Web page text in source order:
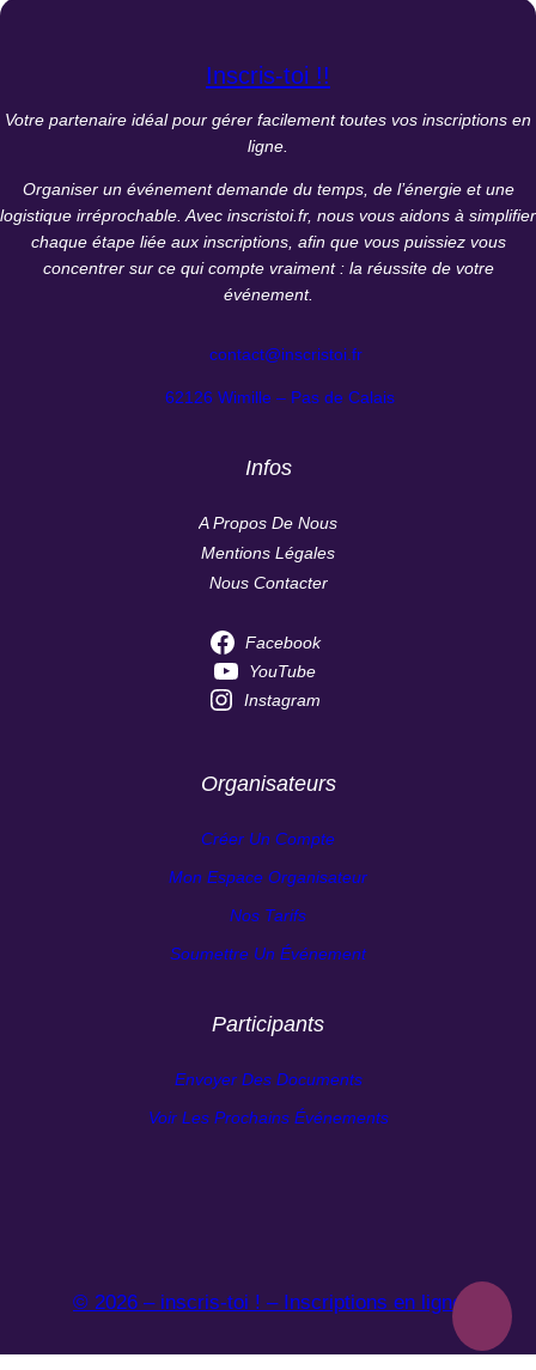
Inscris-toi !!
Votre partenaire idéal pour gérer facilement toutes vos inscriptions en
ligne.
Organiser un événement demande du temps, de l’énergie et une
logistique irréprochable. Avec inscristoi.fr, nous vous aidons à simplifier
chaque étape liée aux inscriptions, afin que vous puissiez vous
concentrer sur ce qui compte vraiment : la réussite de votre
événement.
contact@inscristoi.fr
62126 Wimille – Pas de Calais
Infos
A Propos De Nous
Mentions Légales
Nous Contacter
Facebook
YouTube
Instagram
Organisateurs
Créer Un Compte
Mon Espace Organisateur
Nos Tarifs
Soumettre Un Événement
Participants
Envoyer Des Documents
Voir Les Prochains Événements
© 2026 – inscris-toi ! – Inscriptions en ligne